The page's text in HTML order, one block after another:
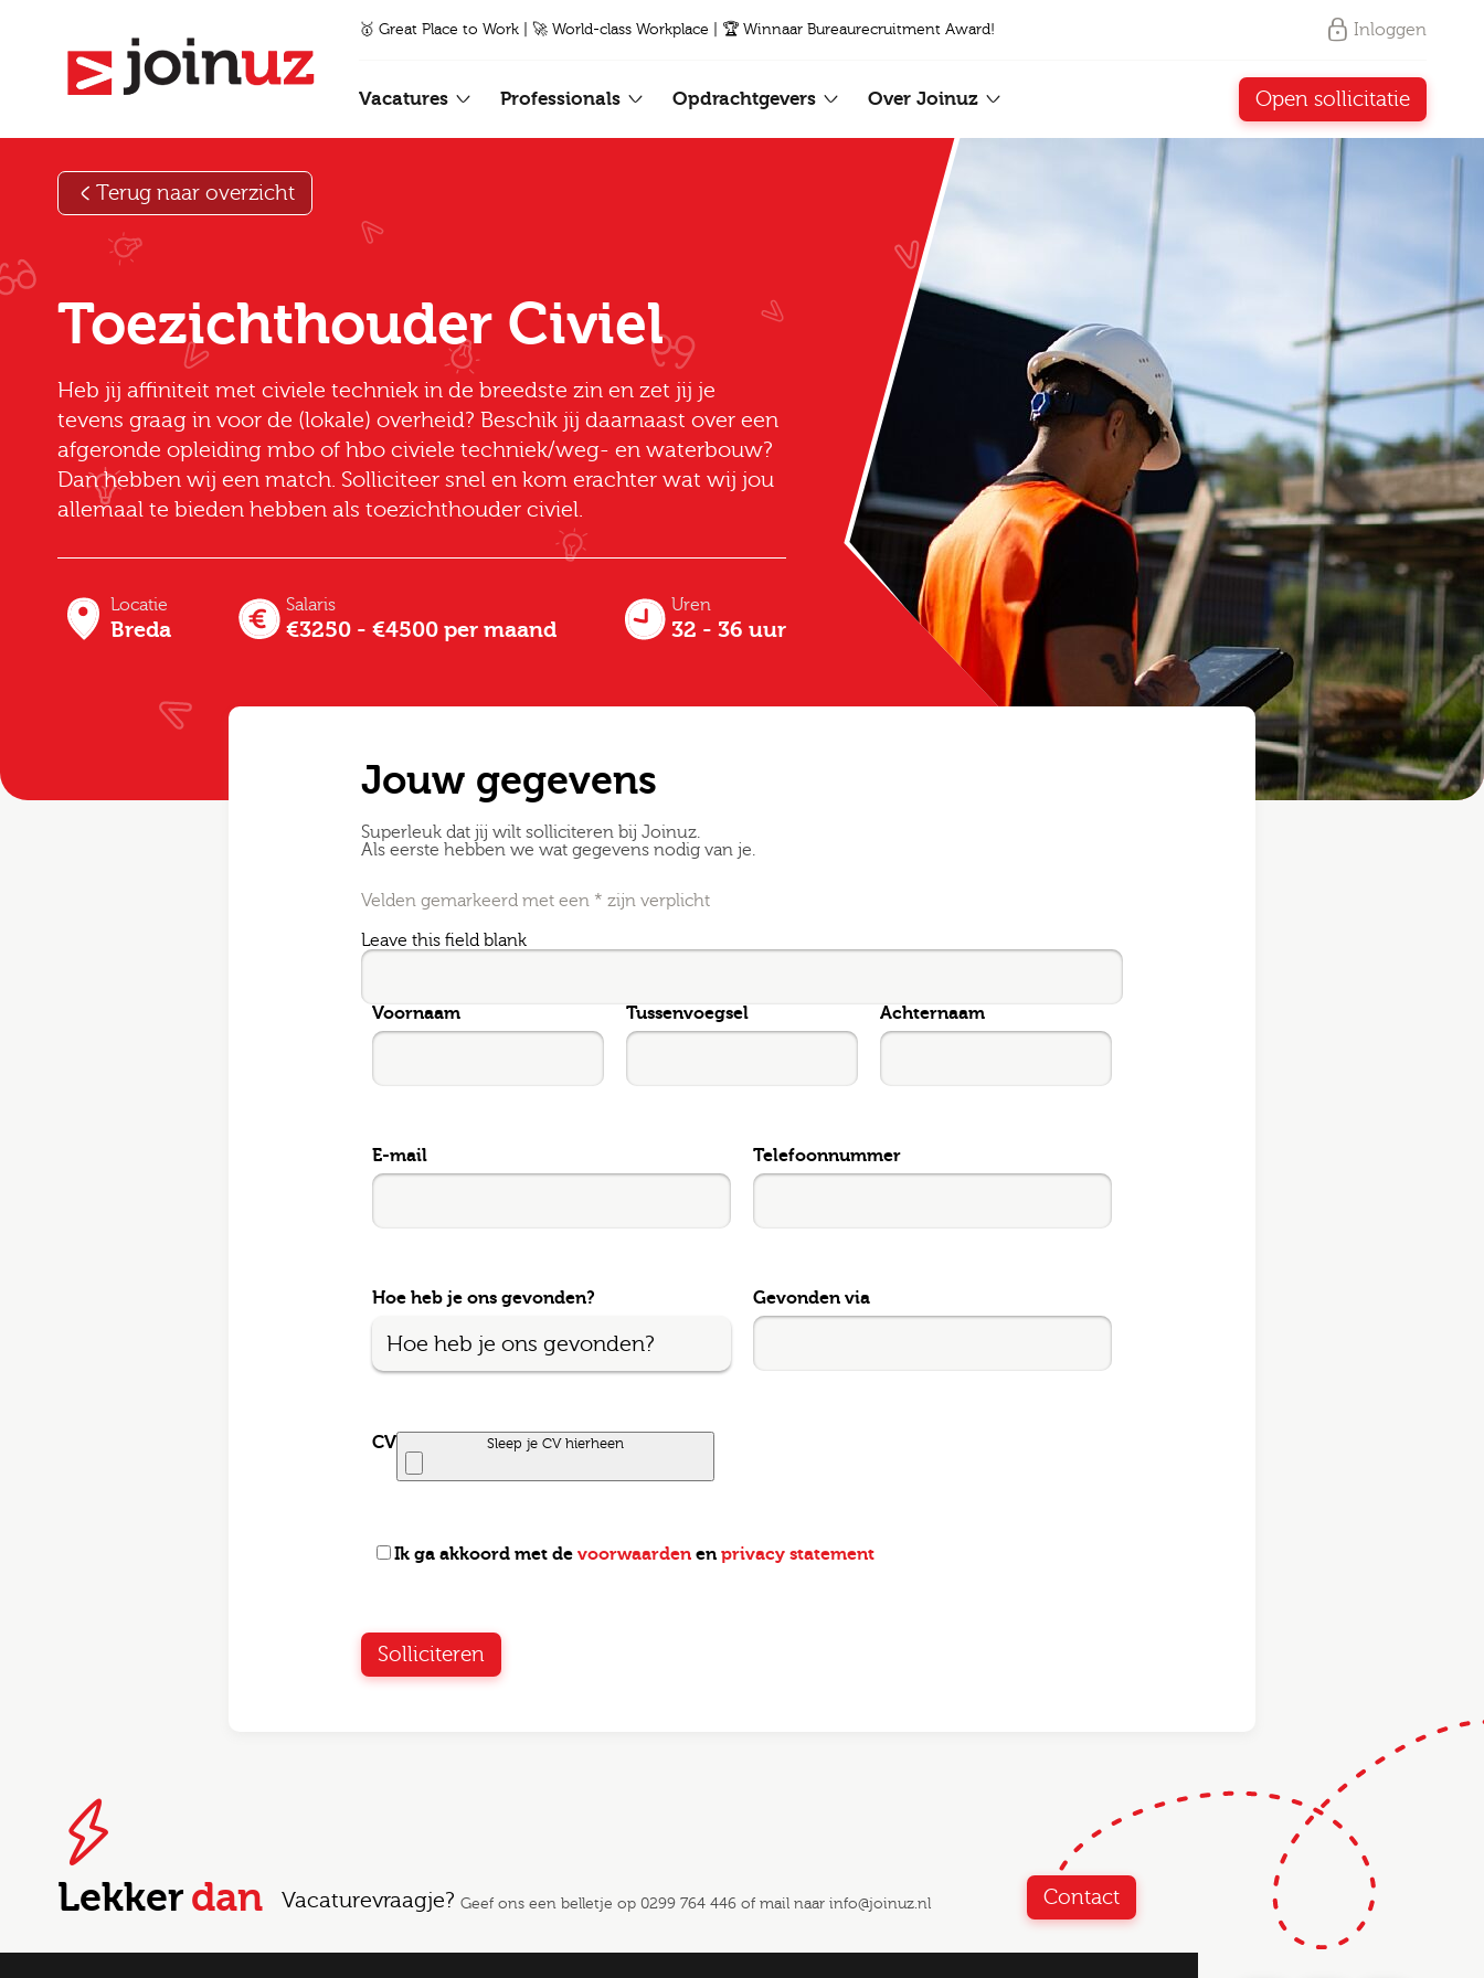
🥇 Great Place to Work | 🚀 World-class Workplace | 🏆 Winnaar Bureaurecruitment Award! Inloggen
Vacatures Professionals Opdrachtgevers Over Joinuz Open sollicitatie
Terug naar overzicht
Toezichthouder Civiel
Heb jij affiniteit met civiele techniek in de breedste zin en zet jij je
tevens graag in voor de (lokale) overheid? Beschik jij daarnaast over een
afgeronde opleiding mbo of hbo civiele techniek/weg- en waterbouw?
Dan hebben wij een match. Solliciteer snel en kom erachter wat wij jou
allemaal te bieden hebben als toezichthouder civiel.
Locatie
Breda
Salaris
€3250 - €4500 per maand
Uren
32 - 36 uur
Jouw gegevens
Superleuk dat jij wilt solliciteren bij Joinuz.
Als eerste hebben we wat gegevens nodig van je.
Velden gemarkeerd met een * zijn verplicht
Leave this field blank
Voornaam Tussenvoegsel Achternaam
E-mail Telefoonnummer
Hoe heb je ons gevonden? Gevonden via
CV Sleep je CV hierheen
Ik ga akkoord met de voorwaarden en privacy statement
Solliciteren
Lekkerdan Vacaturevraagje? Geef ons een belletje op 0299 764 446 of mail naar info@joinuz.nl Contact
Altijd als 1e op de hoogte van de
alert aanmaakt!
E-mail
Ik ga akkoord met hetprivacy statement